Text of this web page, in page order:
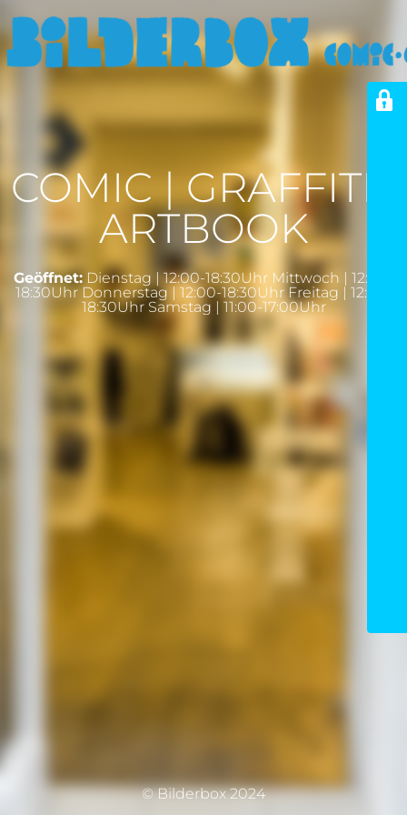
COMIC | GRAFFITI |
ARTBOOK
Geöffnet: Dienstag | 12:00-18:30Uhr Mittwoch | 12:00-
18:30Uhr Donnerstag | 12:00-18:30Uhr Freitag | 12:00-
18:30Uhr Samstag | 11:00-17:00Uhr
© Bilderbox 2024